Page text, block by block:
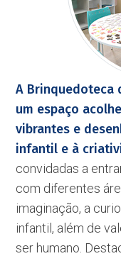
A Brinquedoteca
um espaço
vibrantes e
infantil e à
convidadas a
com diferentes
imaginação, a
infantil, além de
ser humano.